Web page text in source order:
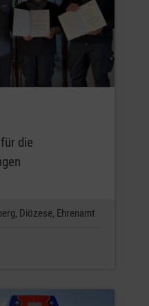
die
Diözese, Ehrenamt